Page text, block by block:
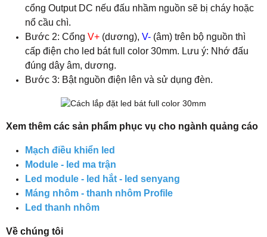
cổng Output DC nếu đấu nhầm nguồn sẽ bị cháy hoặc
nổ cầu chì.
Bước 2: Cổng V+ (dương), V- (âm) trên bộ nguồn thì
cấp điện cho led bát full color 30mm. Lưu ý: Nhớ đấu
đúng dây âm, dương.
Bước 3: Bật nguồn điện lên và sử dụng đèn.
Xem thêm các sản phẩm phục vụ cho ngành quảng cáo
Mạch điều khiển led
Module - led ma trận
Led module - led hắt - led senyang
Máng nhôm - thanh nhôm Profile
Led thanh nhôm
Về chúng tôi